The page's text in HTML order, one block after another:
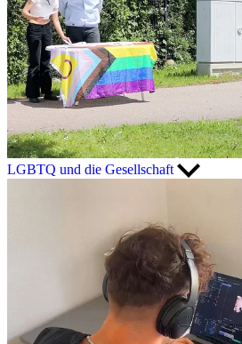
LGBTQ und die Gesellschaft